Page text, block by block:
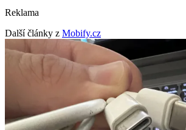
Reklama
Další články z Mobify.cz